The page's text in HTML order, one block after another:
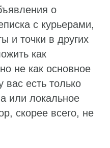
о
с курьерами,
и точки в других
как
не как основное
вас есть только
или локальное
скорее всего, не